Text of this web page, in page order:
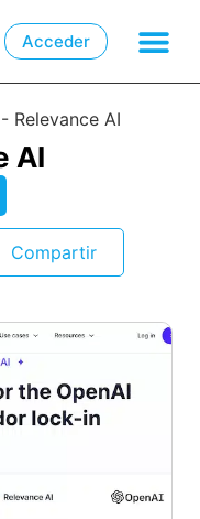
Acceder
- Relevance AI
AI
Compartir